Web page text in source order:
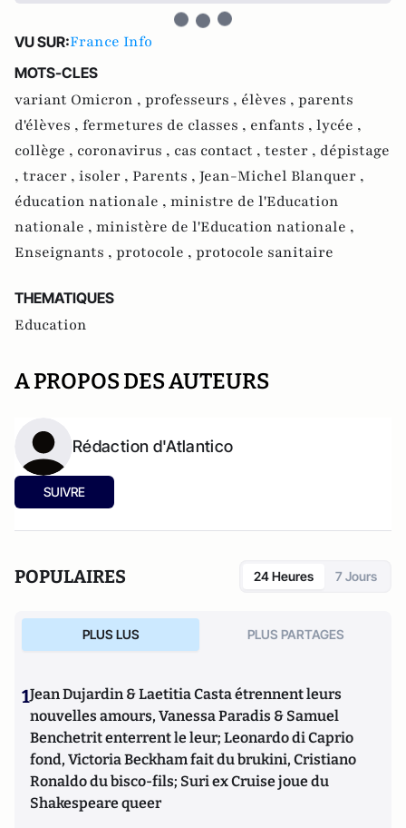
VU SUR:France Info
MOTS-CLES
variant Omicron , professeurs , élèves , parents
d'élèves , fermetures de classes , enfants , lycée ,
collège , coronavirus , cas contact , tester , dépistage
, tracer , isoler , Parents , Jean-Michel Blanquer ,
éducation nationale , ministre de l'Education
nationale , ministère de l'Education nationale ,
Enseignants , protocole , protocole sanitaire
THEMATIQUES
Education
A PROPOS DES AUTEURS
Rédaction d'Atlantico
SUIVRE
POPULAIRES 24 Heures 7 Jours
PLUS LUS PLUS PARTAGES
1Jean Dujardin & Laetitia Casta étrennent leurs
nouvelles amours, Vanessa Paradis & Samuel
Benchetrit enterrent le leur; Leonardo di Caprio
fond, Victoria Beckham fait du brukini, Cristiano
Ronaldo du bisco-fils; Suri ex Cruise joue du
Shakespeare queer